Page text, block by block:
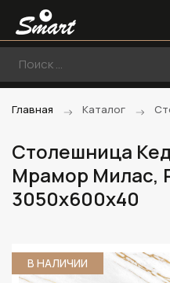
Главная Каталог
Столешница
Мрамор Милас,
3050х600х40
В НАЛИЧИИ